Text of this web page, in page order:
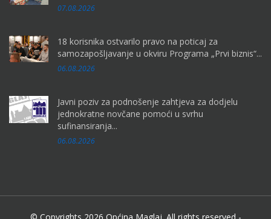
07.08.2026
18 korisnika ostvarilo pravo na poticaj za
samozapošljavanje u okviru Programa „Prvi biznis“...
06.08.2026
Javni poziv za podnošenje zahtjeva za dodjelu
jednokratne novčane pomoći u svrhu
sufinansiranja...
06.08.2026